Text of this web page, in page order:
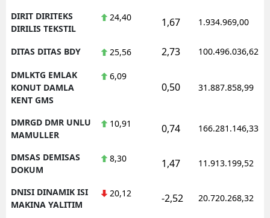
DIRIT DIRITEKS
DIRILIS TEKSTIL
24,40 1,67 1.934.969,00
DITAS DITAS BDY 25,56 2,73 100.496.036,62
DMLKTG EMLAK
KONUT DAMLA
KENT GMS
6,09
0,50 31.887.858,99
DMRGD DMR UNLU
MAMULLER
10,91 0,74 166.281.146,33
DMSAS DEMISAS
DOKUM
8,30 1,47 11.913.199,52
DNISI DINAMIK ISI
MAKINA YALITIM
20,12 -2,52 20.720.268,32